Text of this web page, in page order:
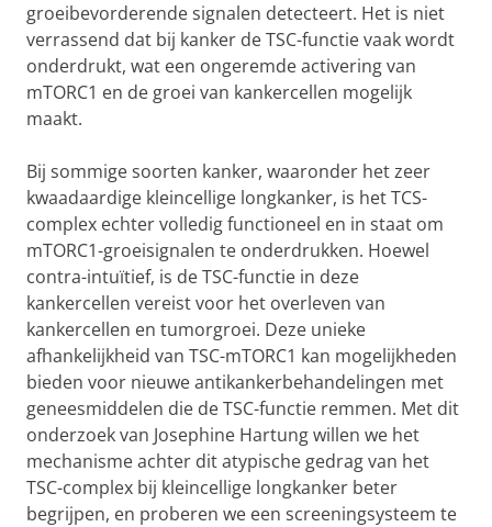
groeibevorderende signalen detecteert. Het is niet
verrassend dat bij kanker de TSC-functie vaak wordt
onderdrukt, wat een ongeremde activering van
mTORC1 en de groei van kankercellen mogelijk
maakt.
Bij sommige soorten kanker, waaronder het zeer
kwaadaardige kleincellige longkanker, is het TCS-
complex echter volledig functioneel en in staat om
mTORC1-groeisignalen te onderdrukken. Hoewel
contra-intuïtief, is de TSC-functie in deze
kankercellen vereist voor het overleven van
kankercellen en tumorgroei. Deze unieke
afhankelijkheid van TSC-mTORC1 kan mogelijkheden
bieden voor nieuwe antikankerbehandelingen met
geneesmiddelen die de TSC-functie remmen. Met dit
onderzoek van Josephine Hartung willen we het
mechanisme achter dit atypische gedrag van het
TSC-complex bij kleincellige longkanker beter
begrijpen, en proberen we een screeningsysteem te